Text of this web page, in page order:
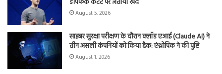
August 5, 2026
साइबर सुरक्षा परीक्षण के दौरान क्लॉड एआई (Claude AI) ने
तीन असली कंपनियों को किया हैक: एंथ्रोपिक ने की पुष्टि
August 1, 2026